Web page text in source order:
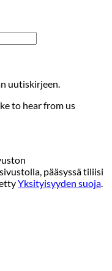
uutiskirjeen.
to hear from us
pääsyssä tiliisi
Yksityisyyden suoja